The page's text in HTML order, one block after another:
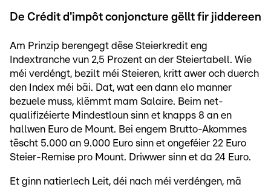
De Crédit d'impôt conjoncture gëllt fir jiddereen
Am Prinzip berengegt dëse Steierkredit eng
Indextranche vun 2,5 Prozent an der Steiertabell. Wie
méi verdéngt, bezilt méi Steieren, kritt awer och duerch
den Index méi bäi. Dat, wat een dann elo manner
bezuele muss, klëmmt mam Salaire. Beim net-
qualifizéierte Mindestloun sinn et knapps 8 an en
hallwen Euro de Mount. Bei engem Brutto-Akommes
tëscht 5.000 an 9.000 Euro sinn et ongeféier 22 Euro
Steier-Remise pro Mount. Driwwer sinn et da 24 Euro.
Et ginn natierlech Leit, déi nach méi verdéngen, mä